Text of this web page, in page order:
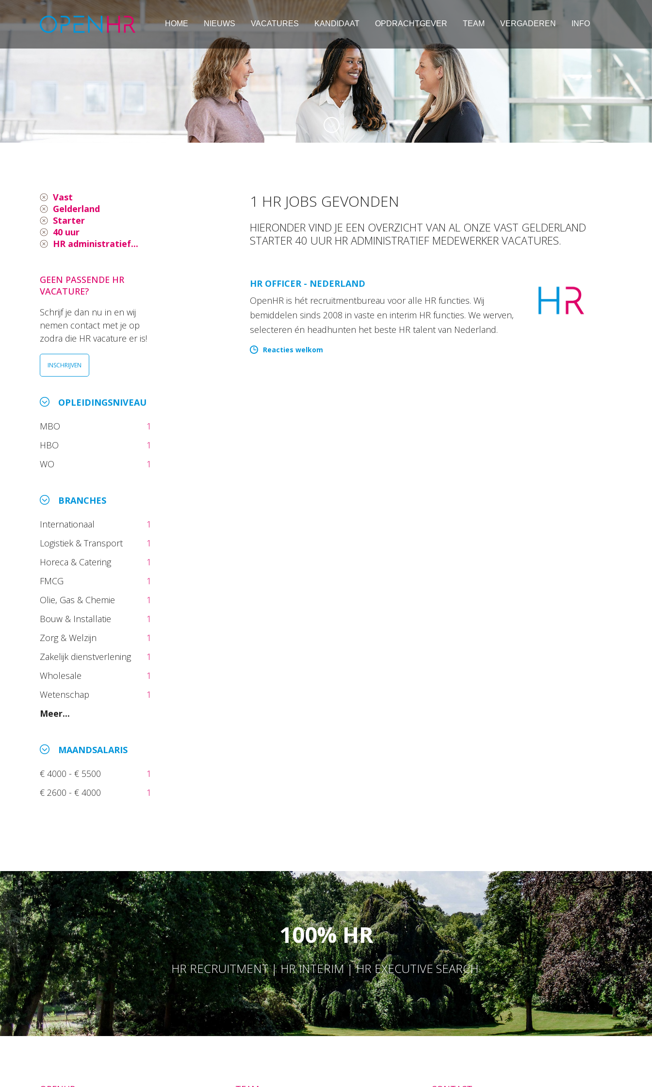
HOME NIEUWS VACATURES KANDIDAAT OPDRACHTGEVER TEAM VERGADEREN INFO
Vast
Gelderland
Starter
40 uur
HR administratief...
GEEN PASSENDE HR
VACATURE?
Schrijf je dan nu in en wij
nemen contact met je op
zodra die HR vacature er is!
INSCHRIJVEN
OPLEIDINGSNIVEAU
MBO
1
HBO
1
WO
1
BRANCHES
Internationaal
1
Logistiek & Transport
1
Horeca & Catering
1
FMCG
1
Olie, Gas & Chemie
1
Bouw & Installatie
1
Zorg & Welzijn
1
Zakelijk dienstverlening
1
Wholesale
1
Wetenschap
1
Meer...
MAANDSALARIS
€ 4000 - € 5500
1
€ 2600 - € 4000
1
1 HR JOBS GEVONDEN
HIERONDER VIND JE EEN OVERZICHT VAN AL ONZE VAST GELDERLAND
STARTER 40 UUR HR ADMINISTRATIEF MEDEWERKER VACATURES.
HR OFFICER - NEDERLAND
OpenHR is hét recruitmentbureau voor alle HR functies. Wij
bemiddelen sinds 2008 in vaste en interim HR functies. We werven,
selecteren én headhunten het beste HR talent van Nederland.
Reacties welkom
100% HR
HR RECRUITMENT | HR INTERIM | HR EXECUTIVE SEARCH